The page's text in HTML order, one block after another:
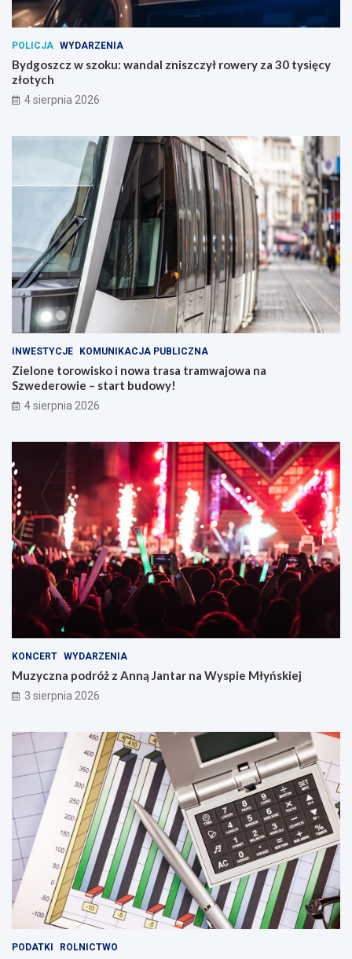
POLICJA WYDARZENIA
Bydgoszcz w szoku: wandal zniszczył rowery za 30 tysięcy
złotych
4 sierpnia 2026
INWESTYCJE KOMUNIKACJA PUBLICZNA
Zielone torowisko i nowa trasa tramwajowa na
Szwederowie – start budowy!
4 sierpnia 2026
KONCERT WYDARZENIA
Muzyczna podróż z Anną Jantar na Wyspie Młyńskiej
3 sierpnia 2026
PODATKI ROLNICTWO